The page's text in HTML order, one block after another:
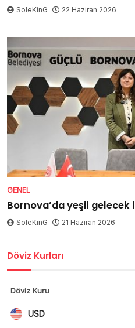
SoleKinG 22 Haziran 2026
GENEL
Bornova’da yeşil
SoleKinG 21 Haziran 2026
Döviz Kurları
Döviz Kuru
USD